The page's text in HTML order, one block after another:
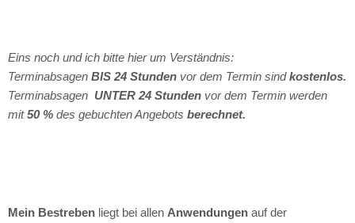
Eins noch und ich bitte hier um Verständnis:
Terminabsagen BIS 24 Stunden vor dem Termin sindkostenlos.
Terminabsagen UNTER 24 Stunden vor dem Termin werden
mit50 % des gebuchten Angebots berechnet.
Mein Bestreben liegt bei allen Anwendungen auf der